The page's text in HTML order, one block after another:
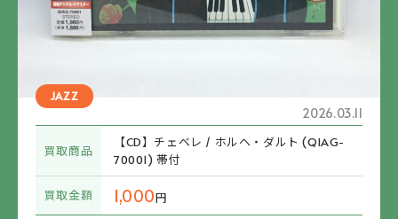
JAZZ
2026.03.11
買取商品
【CD】チェベレ / ホルヘ・ダルト (QIAG-
70001) 帯付
買取金額 1,000円